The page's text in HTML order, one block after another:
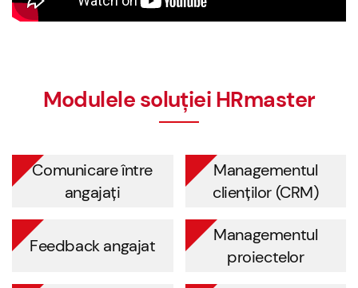
Modulele soluției HRmaster
Comunicare între
angajați
Managementul
clienților (CRM)
Feedback angajat
Managementul
proiectelor